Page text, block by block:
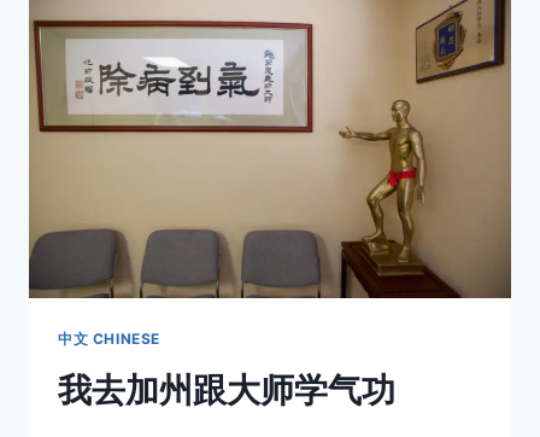
及
其
他
載
年》
年
中文 CHINESE
我去加州跟大师学气功